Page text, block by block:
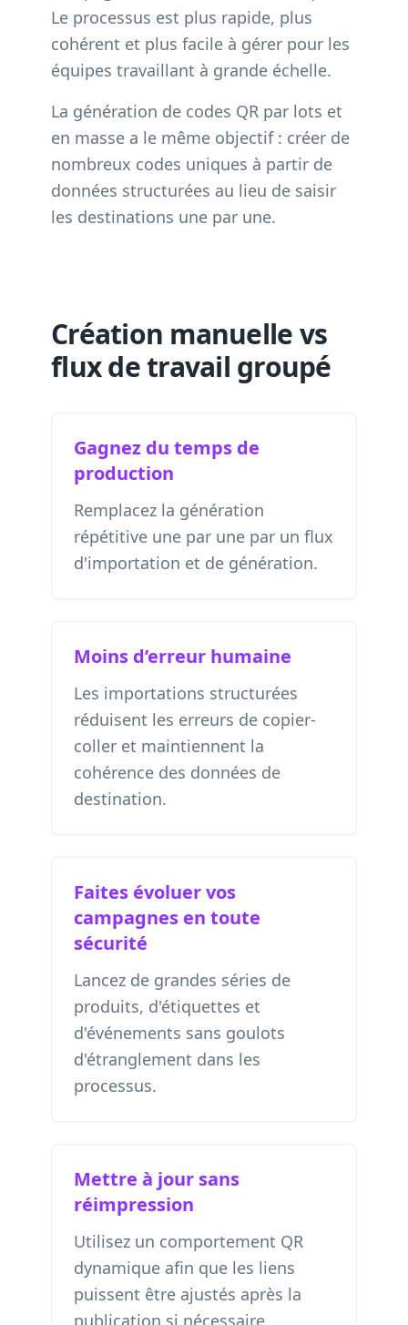
Le processus est plus rapide, plus
cohérent et plus facile à gérer pour les
équipes travaillant à grande échelle.
La génération de codes QR par lots et
en masse a le même objectif : créer de
nombreux codes uniques à partir de
données structurées au lieu de saisir
les destinations une par une.
Création manuelle vs
flux de travail groupé
Gagnez du temps de
production
Remplacez la génération
répétitive une par une par un flux
d'importation et de génération.
Moins d’erreur humaine
Les importations structurées
réduisent les erreurs de copier-
coller et maintiennent la
cohérence des données de
destination.
Faites évoluer vos
campagnes en toute
sécurité
Lancez de grandes séries de
produits, d'étiquettes et
d'événements sans goulots
d'étranglement dans les
processus.
Mettre à jour sans
réimpression
Utilisez un comportement QR
dynamique afin que les liens
puissent être ajustés après la
publication si nécessaire.